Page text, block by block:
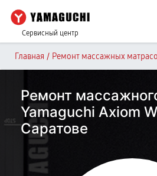
Сервисный центр
Главная / Ремонт массажных
Ремонт
Yamaguchi Axiom
Саратове